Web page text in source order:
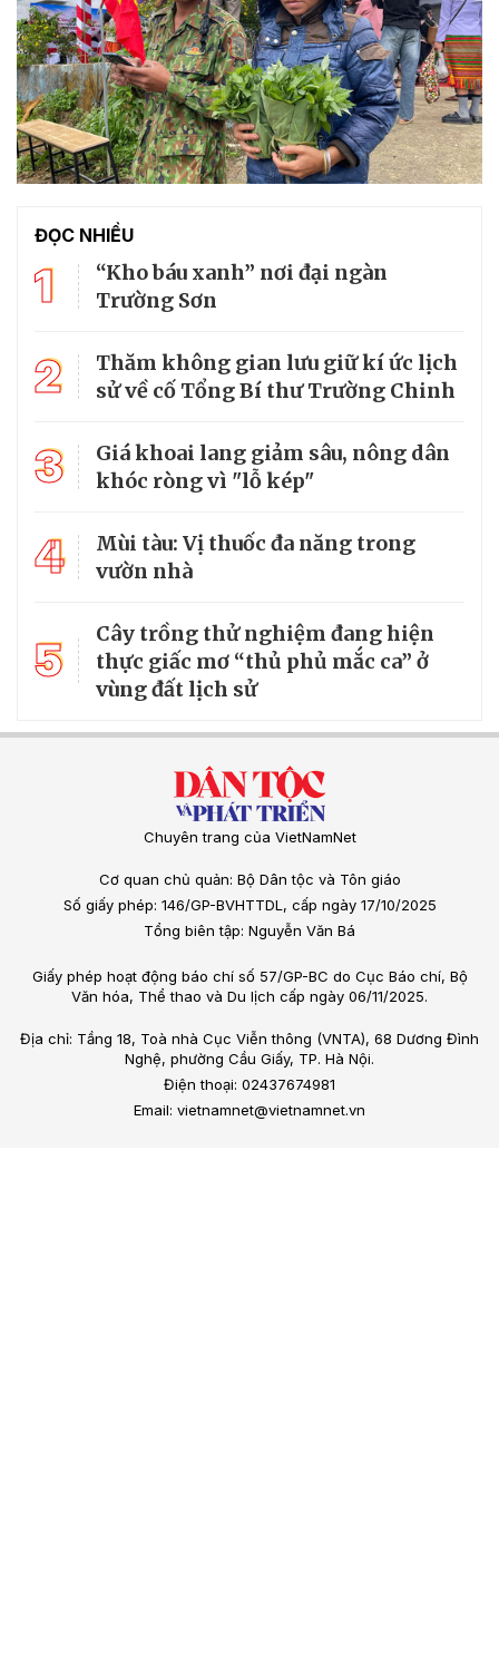
ĐỌC NHIỀU
1
“Kho báu xanh” nơi đại ngàn
Trường Sơn
2
Thăm không gian lưu giữ kí ức lịch
sử về cố Tổng Bí thư Trường Chinh
3
Giá khoai lang giảm sâu, nông dân
khóc ròng vì "lỗ kép"
4
Mùi tàu: Vị thuốc đa năng trong
vườn nhà
5
Cây trồng thử nghiệm đang hiện
thực giấc mơ “thủ phủ mắc ca” ở
vùng đất lịch sử
Chuyên trang của VietNamNet
Cơ quan chủ quản: Bộ Dân tộc và Tôn giáo
Số giấy phép: 146/GP-BVHTTDL, cấp ngày 17/10/2025
Tổng biên tập: Nguyễn Văn Bá
Giấy phép hoạt động báo chí số 57/GP-BC do Cục Báo chí, Bộ
Văn hóa, Thể thao và Du lịch cấp ngày 06/11/2025.
Địa chỉ: Tầng 18, Toà nhà Cục Viễn thông (VNTA), 68 Dương Đình
Nghệ, phường Cầu Giấy, TP. Hà Nội.
Điện thoại: 02437674981
Email: vietnamnet@vietnamnet.vn